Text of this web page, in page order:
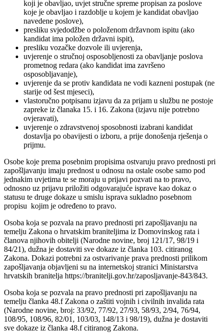
koji je obavljao, uvjet stručne spreme propisan za poslove
koje je obavljao i razdoblje u kojem je kandidat obavljao
navedene poslove),
presliku svjedodžbe o položenom državnom ispitu (ako
kandidat ima položen državni ispit),
presliku vozačke dozvole ili uvjerenja,
uvjerenje o stručnoj osposobljenosti za obavljanje poslova
prometnog redara (ako kandidat ima završeno
osposobljavanje),
uvjerenje da se protiv kandidata ne vodi kazneni postupak (ne
starije od šest mjeseci),
vlastoručno potpisanu izjavu da za prijam u službu ne postoje
zapreke iz članaka 15. i 16. Zakona (izjavu nije potrebno
ovjeravati),
uvjerenje o zdravstvenoj sposobnosti izabrani kandidat
dostavlja po obavijesti o izboru, a prije donošenja rješenja o
prijmu.
Osobe koje prema posebnim propisima ostvaruju pravo prednosti pri
zapošljavanju imaju prednost u odnosu na ostale osobe samo pod
jednakim uvjetima te se moraju u prijavi pozvati na to pravo,
odnosno uz prijavu priložiti odgovarajuće isprave kao dokaz o
statusu te druge dokaze u smislu isprava sukladno posebnom
propisu kojim je određeno to pravo.
Osoba koja se pozvala na pravo prednosti pri zapošljavanju na
temelju Zakona o hrvatskim braniteljima iz Domovinskog rata i
članova njihovih obitelji (Narodne novine, broj 121/17, 98/19 i
84/21), dužna je dostaviti sve dokaze iz članka 103. citiranog
Zakona. Dokazi potrebni za ostvarivanje prava prednosti prilikom
zapošljavanja objavljeni su na internetskoj stranici Ministarstva
hrvatskih branitelja https://branitelji.gov.hr/zaposljavanje-843/843.
Osoba koja se pozvala na pravo prednosti pri zapošljavanju na
temelju članka 48.f Zakona o zaštiti vojnih i civilnih invalida rata
(Narodne novine, broj: 33/92, 77/92, 27/93, 58/93, 2/94, 76/94,
108/95, 108/96, 82/01, 103/03, 148/13 i 98/19), dužna je dostaviti
sve dokaze iz članka 48.f citiranog Zakona.